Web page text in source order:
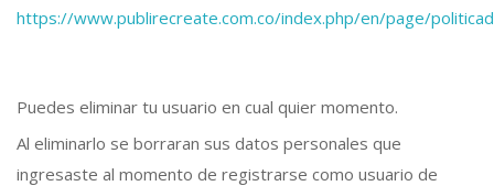
https://www.publirecreate.com.co/index.php/en/page/
Puedes eliminar tu usuario en cual quier momento.
Al eliminarlo se borraran sus datos personales que
ingresaste al momento de registrarse como usuario de